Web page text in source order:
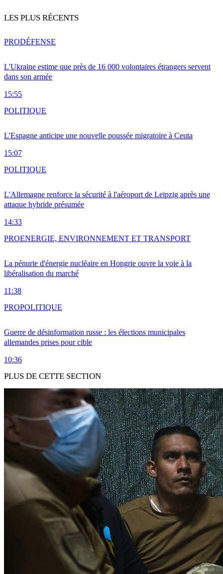
LES PLUS RÉCENTS
L'Ukraine estime que près de 16 000 volontaires étrangers servent
dans son armée
15:55
PRODÉFENSE
L'Espagne anticipe une nouvelle poussée migratoire à Ceuta
15:07
POLITIQUE
L'Allemagne renforce la sécurité à l'aéroport de Leipzig après une
attaque hybride présumée
14:33
POLITIQUE
La pénurie d'énergie nucléaire en Hongrie ouvre la voie à la
libéralisation du marché
11:38
PROENERGIE, ENVIRONNEMENT ET TRANSPORT
Guerre de désinformation russe : les élections municipales
allemandes prises pour cible
10:36
PROPOLITIQUE
PLUS DE CETTE SECTION